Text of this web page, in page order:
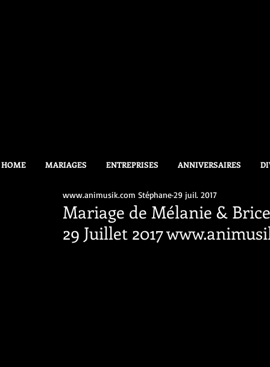
HOME MARIAGES ENTREPRISES ANNIVERSAIRES
Mariage de Mélanie &
29 Juillet 2017
www.animusik.com Stéphane29 juil. 2017